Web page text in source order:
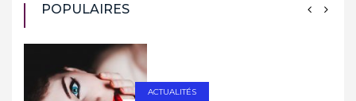
POPULAIRES
ACTUALITÉS